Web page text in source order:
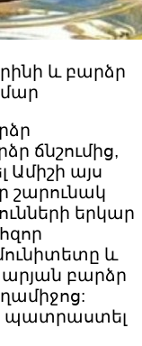
և բարձր
ճնշումից,
Ամիշի այս
շարունակ
երկար
և
բարձր
է պատրաստել